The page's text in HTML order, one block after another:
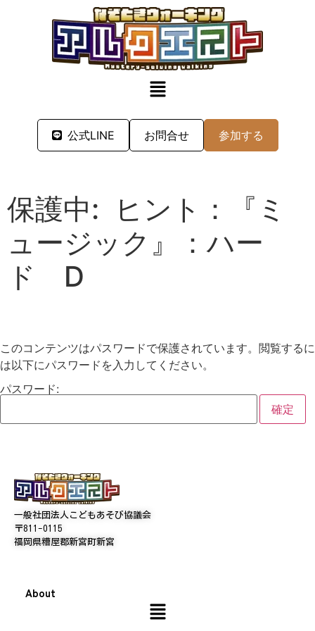
公式LINE お問合せ 参加する
保護中: ヒント：『ミ
ュージック』：ハー
ド D
このコンテンツはパスワードで保護されています。閲覧するに
は以下にパスワードを入力してください。
パスワード:
一般社団法人こどもあそび協議会
〒811-0115
福岡県糟屋郡新宮町新宮
About